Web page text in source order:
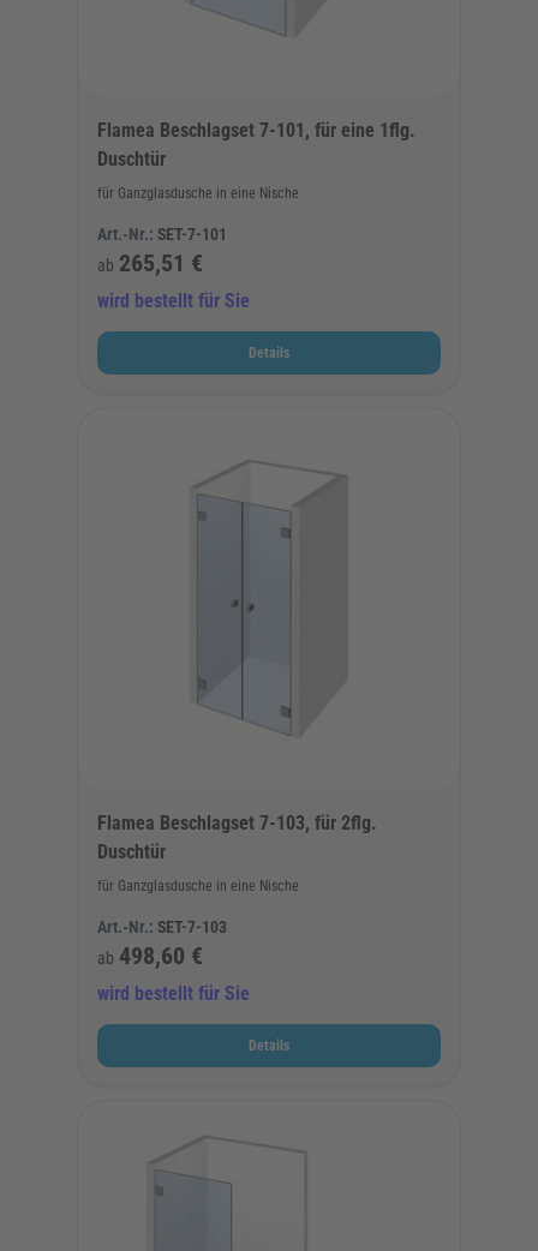
Flamea Beschlagset 7-101, für eine 1flg.
Duschtür
für Ganzglasdusche in eine Nische
Art.-Nr.: SET-7-101
ab 265,51 €
wird bestellt für Sie
Details
Flamea Beschlagset 7-103, für 2flg.
Duschtür
für Ganzglasdusche in eine Nische
Art.-Nr.: SET-7-103
ab 498,60 €
wird bestellt für Sie
Details